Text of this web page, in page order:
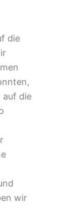
die
auf die
wir